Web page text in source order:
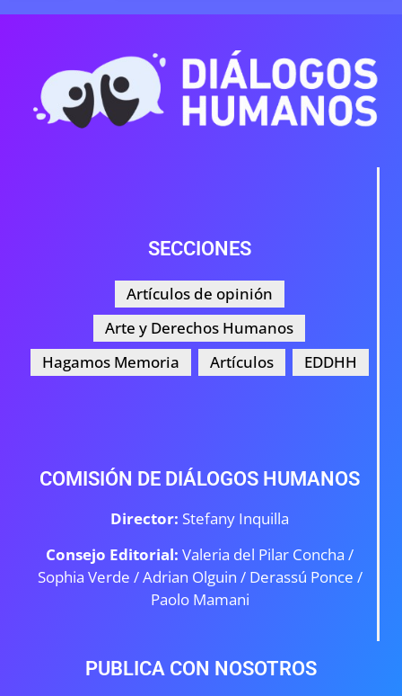
SECCIONES
Artículos de opinión
Arte y Derechos Humanos
Hagamos Memoria
Artículos EDDHH
COMISIÓN DE DIÁLOGOS HUMANOS
Director: Stefany Inquilla
Consejo Editorial: Valeria del Pilar Concha /
Sophia Verde /Adrian Olguin / Derassú Ponce /
Paolo Mamani
PUBLICA CON NOSOTROS